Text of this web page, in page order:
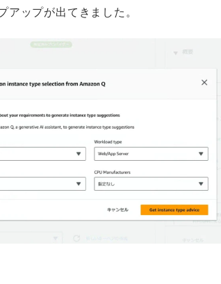
ップが出てきました。